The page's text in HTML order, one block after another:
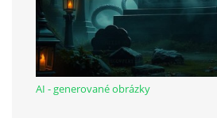
AI - generované obrázky